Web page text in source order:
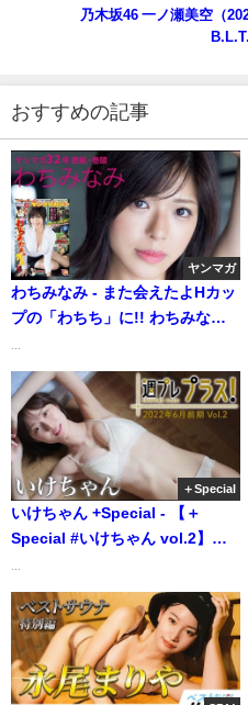
月29日） | ヤン
式】さんより
乃木坂46 一ノ瀬美空（
おすすめの記事
ヤンマガ
わちみなみ - また会えたよHカッ
プの「わちち」に!! わちみな
♡（2018年02月21日） | 講談社
ヤンマガchさんより
＋Special
いけちゃん +Special - 【＋
Special #いけちゃん vol.2】
ん!!＜2022年6月前期＞（2022年
06月01日） | 週プレ
Channel【集英社 週刊プレイボ
ーイ公式】さんより